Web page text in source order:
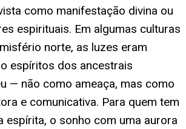
como manifestação divina ou
espirituais. Em algumas culturas
norte, as luzes eram
espíritos dos ancestrais
— não como ameaça, mas como
e comunicativa. Para quem tem
espírita, o sonho com uma aurora